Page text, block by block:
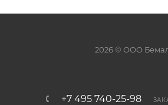
2026 © ООО
+7 495 740-25-98